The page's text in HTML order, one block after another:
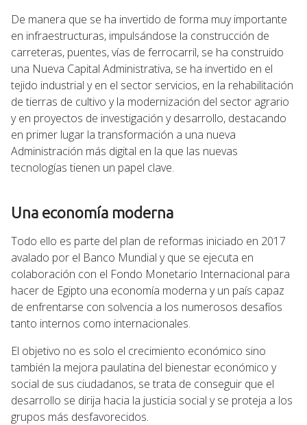
De manera que se ha invertido de forma muy importante
en infraestructuras, impulsándose la construcción de
carreteras, puentes, vías de ferrocarril, se ha construido
una Nueva Capital Administrativa, se ha invertido en el
tejido industrial y en el sector servicios, en la rehabilitación
de tierras de cultivo y la modernización del sector agrario
y en proyectos de investigación y desarrollo, destacando
en primer lugar la transformación a una nueva
Administración más digital en la que las nuevas
tecnologías tienen un papel clave.
Una economía moderna
Todo ello es parte del plan de reformas iniciado en 2017
avalado por el Banco Mundial y que se ejecuta en
colaboración con el Fondo Monetario Internacional para
hacer de Egipto una economía moderna y un país capaz
de enfrentarse con solvencia a los numerosos desafíos
tanto internos como internacionales.
El objetivo no es solo el crecimiento económico sino
también la mejora paulatina del bienestar económico y
social de sus ciudadanos, se trata de conseguir que el
desarrollo se dirija hacia la justicia social y se proteja a los
grupos más desfavorecidos.